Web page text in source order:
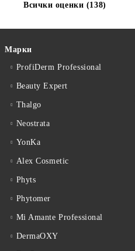
Всички оценки (138)
Марки
ProfiDerm Professional
Beauty Expert
Thalgo
Neostrata
YonKa
Alex Cosmetic
Phyts
Phytomer
Mi Amante Professional
DermaOXY